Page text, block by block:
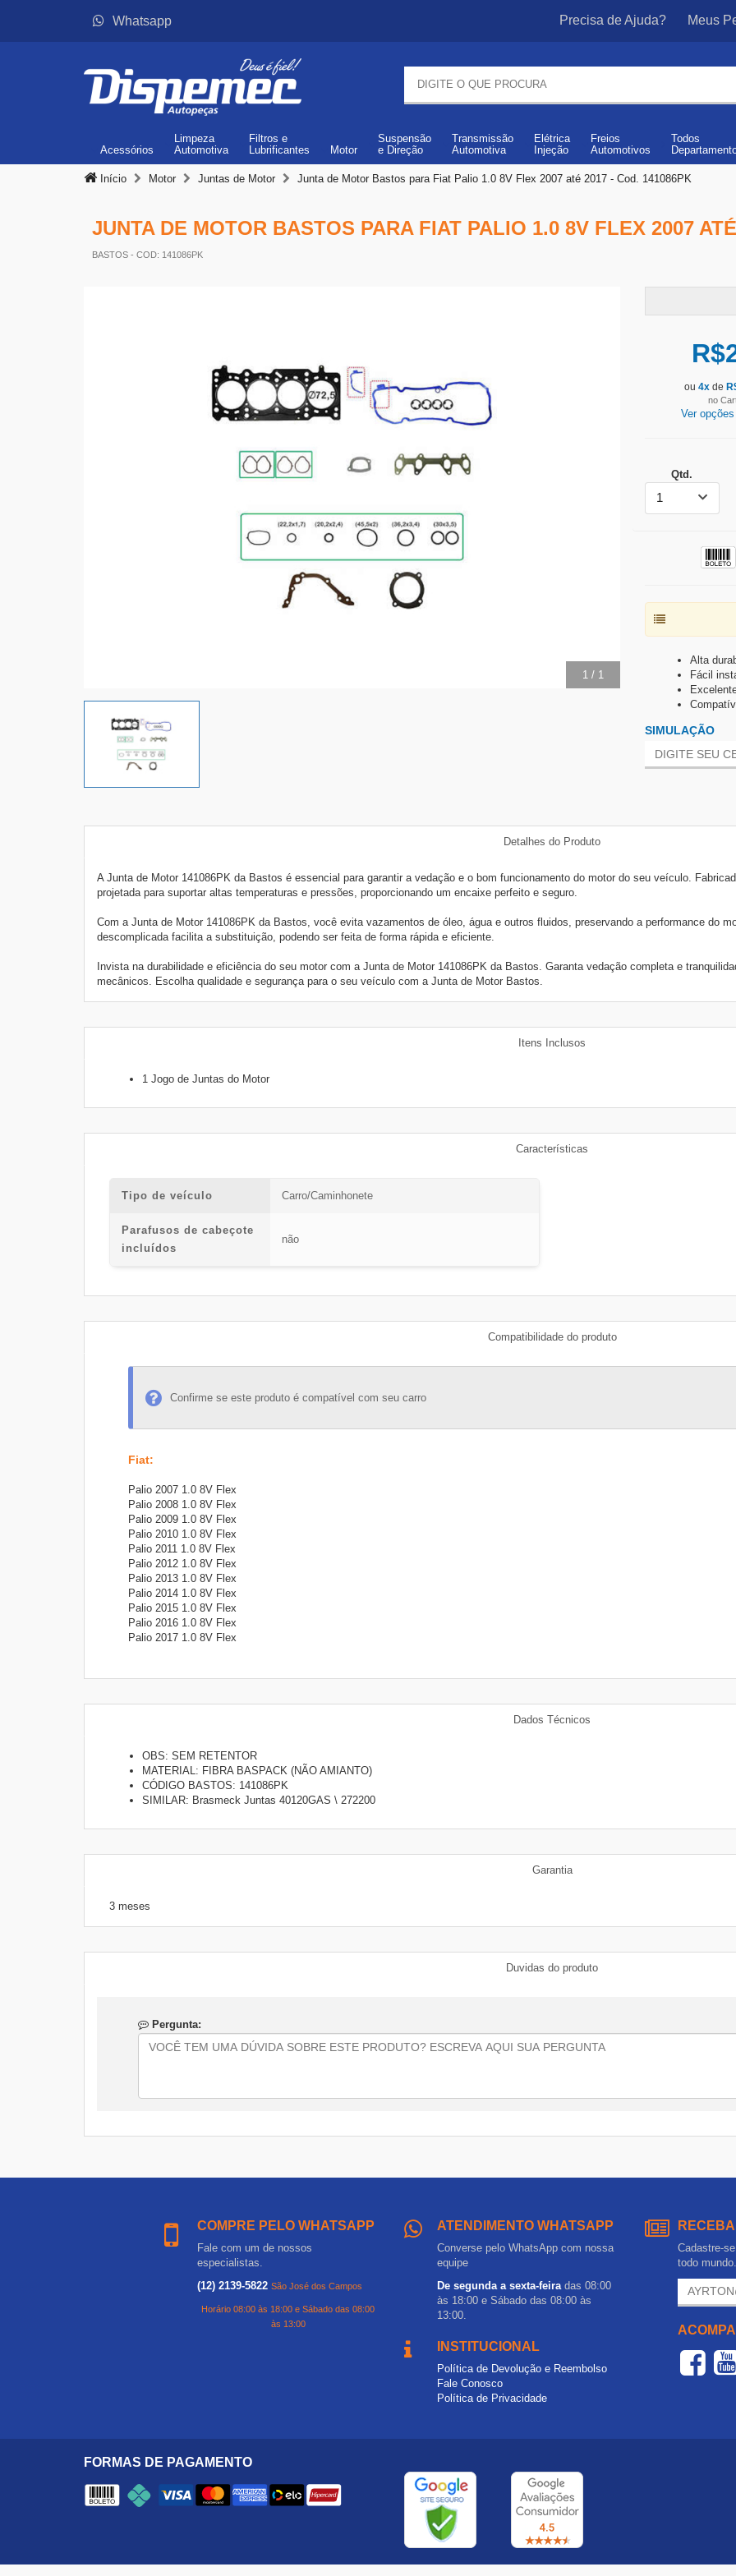
Whatsapp Precisa de Ajuda? Meus
Acessórios
Limpeza
Automotiva
Filtros e
Lubrificantes
Motor
Suspensão
e Direção
Transmissão
Automotiva
Elétrica
Injeção
Freios
Automotivos
Todos
Início Motor Juntas de Motor Junta de Motor Bastos para Fiat Palio 1.0 8V Flex 2007 até 2017 - Cod. 141086PK
JUNTA DE MOTOR BASTOS PARA FIAT PALIO 1.0 8V FLEX 2007
BASTOS - COD: 141086PK
1/ 1
R$
ou 4xde
no
Ver
Qtd.
1
Alta
Fácil
SIMULAÇÃO
Detalhes do Produto
A Junta de Motor 141086PK da Bastos é essencial para garantir a vedação e o bom funcionamento do motor do seu veículo.
projetada para suportar altas temperaturas e pressões, proporcionando um encaixe perfeito e seguro.
Com a Junta de Motor 141086PK da Bastos, você evita vazamentos de óleo, água e outros fluidos, preservando a performance do
descomplicada facilita a substituição, podendo ser feita de forma rápida e eficiente.
Invista na durabilidade e eficiência do seu motor com a Junta de Motor 141086PK da Bastos. Garanta vedação completa e
mecânicos. Escolha qualidade e segurança para o seu veículo com a Junta de Motor Bastos.
Itens Inclusos
1 Jogo de Juntas do Motor
Características
Tipo de veículo Carro/Caminhonete
Parafusos de cabeçote
incluídos
não
Compatibilidade do produto
Confirme se este produto é compatível com seu carro
Fiat:
Palio 2007 1.0 8V Flex
Palio 2008 1.0 8V Flex
Palio 2009 1.0 8V Flex
Palio 2010 1.0 8V Flex
Palio 2011 1.0 8V Flex
Palio 2012 1.0 8V Flex
Palio 2013 1.0 8V Flex
Palio 2014 1.0 8V Flex
Palio 2015 1.0 8V Flex
Palio 2016 1.0 8V Flex
Palio 2017 1.0 8V Flex
Dados Técnicos
OBS: SEM RETENTOR
MATERIAL: FIBRA BASPACK (NÃO AMIANTO)
CÓDIGO BASTOS: 141086PK
SIMILAR: Brasmeck Juntas 40120GAS \ 272200
Garantia
3 meses
Duvidas do produto
Pergunta:
COMPRE PELO WHATSAPP
Fale com um de nossos
especialistas.
(12) 2139-5822 São José dos Campos
Horário 08:00 às 18:00 e Sábado das 08:00
às 13:00
ATENDIMENTO WHATSAPP
Converse pelo WhatsApp com nossa
equipe
De segunda a sexta-feira das 08:00
às 18:00 e Sábado das 08:00 às
13:00.
INSTITUCIONAL
Política de Devolução e Reembolso
Fale Conosco
Política de Privacidade
Cadastre-
todo mundo.
FORMAS DE PAGAMENTO